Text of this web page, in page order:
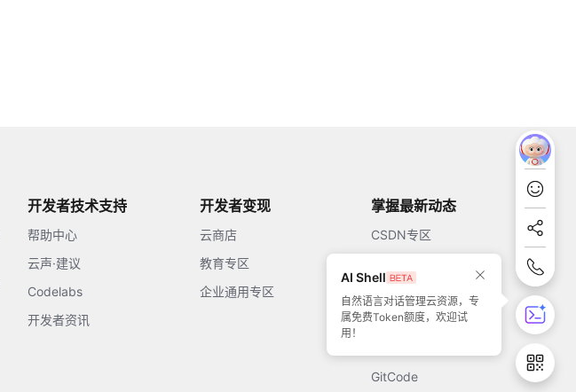
开发者技术支持
帮助中心
云声·建议
Codelabs
开发者资讯
开发者变现
云商店
教育专区
企业通用专区
掌握最新动态
CSDN专区
51CTO
GitCode
AI Shell
自然语言对话管理云资源，专
属免费Token额度，欢迎试
用！